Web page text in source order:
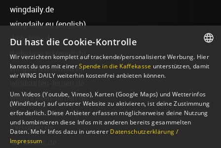
wingdaily.de
wingdaily.eu(english)
dailydose.de
dailydose.eu (english)
wingsurfen-lernen.de
wellenreiten-lernen.de
sup-basics.de
foilsurfen.de
ski-basics.de
GERMAN
Du hast die Cookie-Kontrolle
Wir verzichten komplett auf trackende/personalisierte Werbung. Hier
kannst du uns mit einerSpende in die Kaffekasse unterstützen, damit
wir WING DAILY weiterhin kostenfrei anbieten können.
Um Videos (Youtube, Vimeo), Karten (Google Maps) und Wetterinfos
(Windfinder) auf unserer Website zu aktivieren, ist deine Zustimmung
erforderlich. Diese Anbieter erfassen möglicherweise deine Nutzung
und kombinieren diese Infos mit anderen bereits gesammelten
Daten. Mehr Infos dazu in unserer Datenschutzerklärung /
Impressum